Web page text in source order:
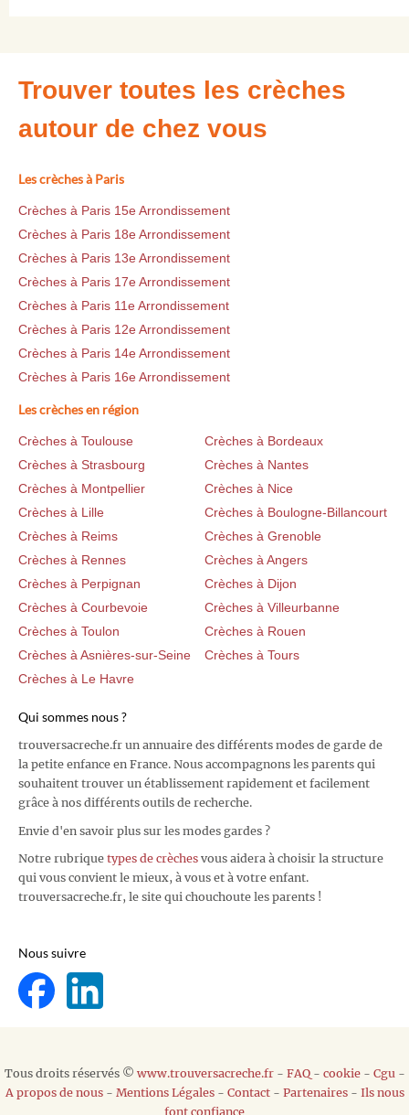
Trouver toutes les crèches
autour de chez vous
Les crèches à Paris
Crèches à Paris 15e Arrondissement
Crèches à Paris 18e Arrondissement
Crèches à Paris 13e Arrondissement
Crèches à Paris 17e Arrondissement
Crèches à Paris 11e Arrondissement
Crèches à Paris 12e Arrondissement
Crèches à Paris 14e Arrondissement
Crèches à Paris 16e Arrondissement
Les crèches en région
Crèches à Toulouse
Crèches à Bordeaux
Crèches à Strasbourg
Crèches à Nantes
Crèches à Montpellier
Crèches à Nice
Crèches à Lille
Crèches à Boulogne-Billancourt
Crèches à Reims
Crèches à Grenoble
Crèches à Rennes
Crèches à Angers
Crèches à Perpignan
Crèches à Dijon
Crèches à Courbevoie
Crèches à Villeurbanne
Crèches à Toulon
Crèches à Rouen
Crèches à Asnières-sur-Seine
Crèches à Tours
Crèches à Le Havre
Qui sommes nous ?
trouversacreche.fr un annuaire des différents modes de garde de
la petite enfance en France. Nous accompagnons les parents qui
souhaitent trouver un établissement rapidement et facilement
grâce à nos différents outils de recherche.
Envie d'en savoir plus sur les modes gardes ?
Notre rubrique types de crèches vous aidera à choisir la structure
qui vous convient le mieux, à vous et à votre enfant.
trouversacreche.fr, le site qui chouchoute les parents !
Nous suivre
Tous droits réservés © www.trouversacreche.fr- FAQ- cookie- Cgu -
A propos de nous- Mentions Légales- Contact- Partenaires- Ils nous
font confiance